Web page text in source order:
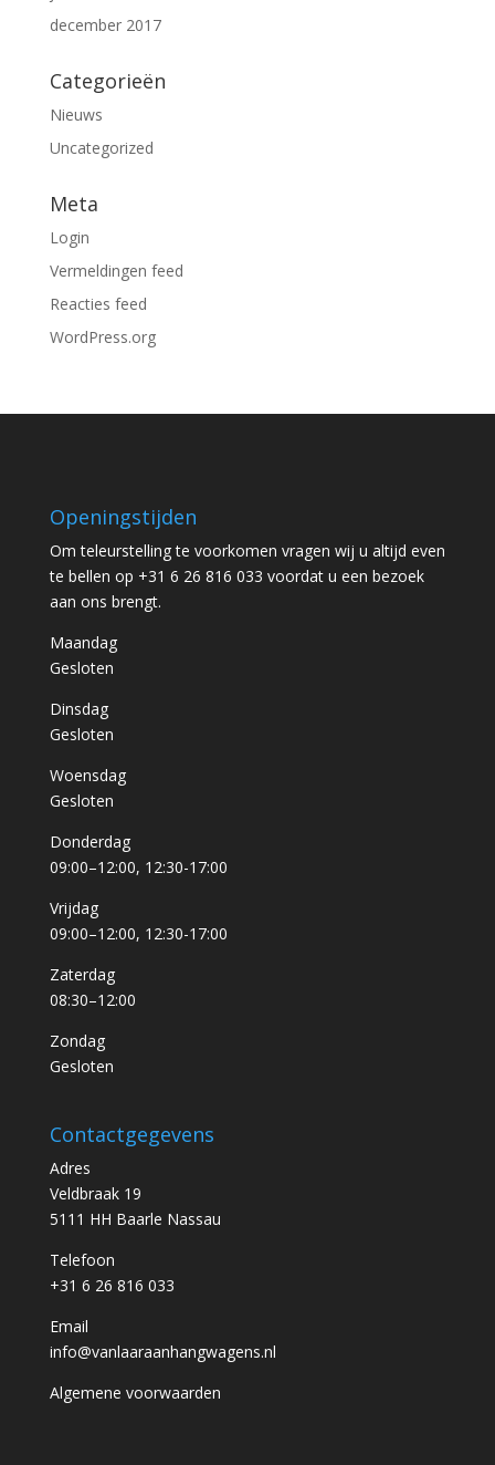
december 2017
Categorieën
Nieuws
Uncategorized
Meta
Login
Vermeldingen feed
Reacties feed
WordPress.org
Openingstijden
Om teleurstelling te voorkomen vragen wij u altijd even
te bellen op +31 6 26 816 033 voordat u een bezoek
aan ons brengt.
Maandag
Gesloten
Dinsdag
Gesloten
Woensdag
Gesloten
Donderdag
09:00–12:00, 12:30-17:00
Vrijdag
09:00–12:00, 12:30-17:00
Zaterdag
08:30–12:00
Zondag
Gesloten
Contactgegevens
Adres
Veldbraak 19
5111 HH Baarle Nassau
Telefoon
+31 6 26 816 033
Email
info@vanlaaraanhangwagens.nl
Algemene voorwaarden